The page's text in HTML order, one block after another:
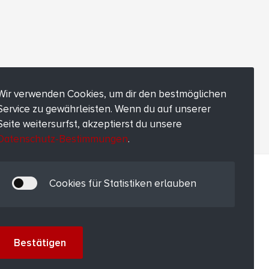
verwenden Cookies, um dir den bestmöglichen
zu gewährleisten. Wenn du auf unserer
weitersurfst, akzeptierst du unsere
Bestimmungen.
Cookies für Statistiken erlauben
Bestätigen